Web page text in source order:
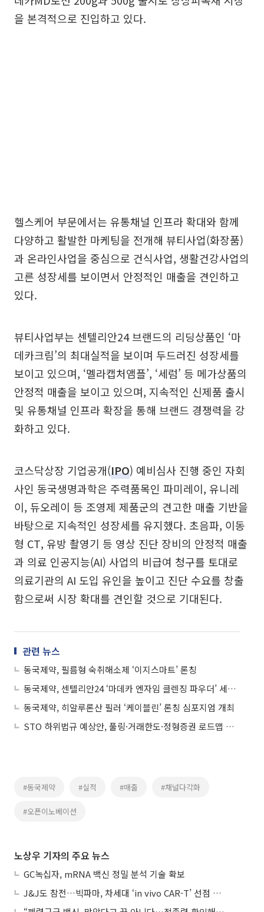
을 본격적으로 진입하고 있다.
헬스케어 부문에서는 유통채널 인프라 확대와 함께
다양하고 활발한 마케팅을 전개해 뷰티사업(화장품)
과 온라인사업을 중심으로 건식사업, 생활건강사업의
고른 성장세를 보이면서 안정적인 매출을 견인하고
있다.
뷰티사업부는 센텔리안24 브랜드의 리딩상품인 ‘마
데카크림’의 최대실적을 보이며 두드러진 성장세를
보이고 있으며, ‘멜라캡처앰플’, ‘세럼’ 등 메가상품의
안정적 매출을 보이고 있으며, 지속적인 신제품 출시
및 유통채널 인프라 확장을 통해 브랜드 경쟁력을 강
화하고 있다.
코스닥상장 기업공개(IPO) 예비심사 진행 중인 자회
사인 동국생명과학은 주력품목인 파미레이, 유니레
이, 듀오레이 등 조영제 제품군의 견고한 매출 기반을
바탕으로 지속적인 성장세를 유지했다. 초음파, 이동
형 CT, 유방 촬영기 등 영상 진단 장비의 안정적 매출
과 의료 인공지능(AI) 사업의 비급여 청구를 토대로
의료기관의 AI 도입 유인을 높이고 진단 수요를 창출
함으로써 시장 확대를 견인할 것으로 기대된다.
관련 뉴스
동국제약, 필름형 숙취해소제 ‘이지스마트’ 론칭
동국제약, 센텔리안24 ‘마데카 엔자임 클렌징 파우더’ 세안제 출시
동국제약, 히알루론산 필러 ‘케이블린’ 론칭 심포지엄 개최
STO 하위법규 예상안, 풀링·거래한도·정형증권 로드맵 제시
#동국제약 #실적 #매출 #채널다각화
#오픈이노베이션
노상우 기자의 주요 뉴스
GC녹십자, mRNA 백신 정밀 분석 기술 확보
J&J도 참전…빅파마, 차세대 ‘in vivo CAR-T’ 선점 경쟁 본격화